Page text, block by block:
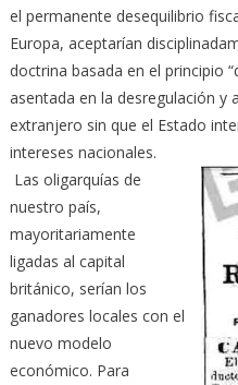
el permanente desequilibrio
Europa, aceptarían
doctrina basada en el principio
asentada en la desregulación y
extranjero sin que el Estado
intereses nacionales.
Las oligarquías de
nuestro país,
mayoritariamente
ligadas al capital
británico, serían los
ganadores locales con el
nuevo modelo
económico. Para